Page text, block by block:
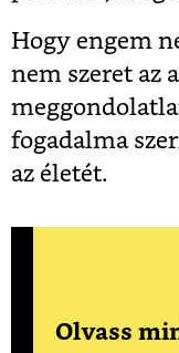
Hogy engem
nem szeret az
fogadalma
az életét.
Olvass